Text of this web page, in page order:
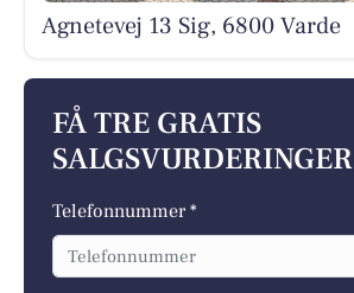
Agnetevej 13 Sig, 6800 Varde
FÅ TRE GRATIS
SALGSVURDERINGER
Telefonnummer *